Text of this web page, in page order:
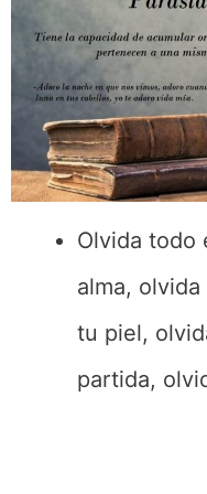
Olvida todo
alma,
tu piel,
partida,